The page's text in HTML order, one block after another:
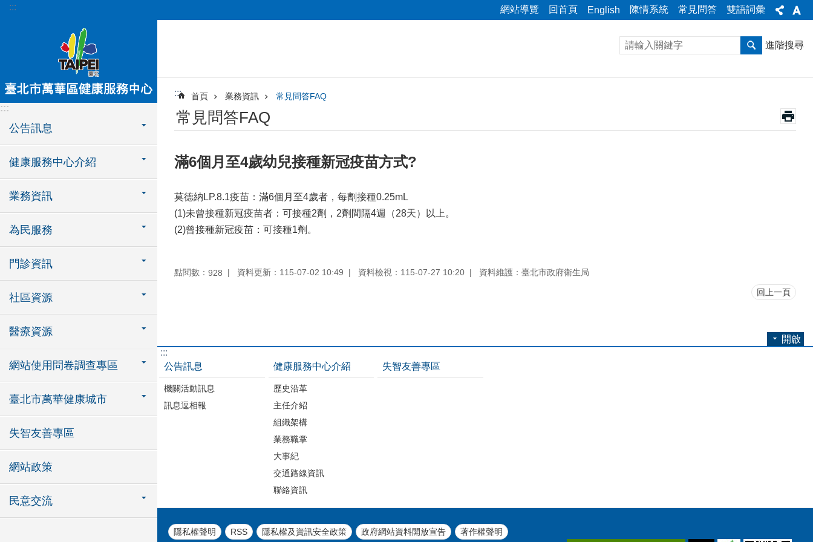
跳到主要內容區塊
::: 網站導覽 回首頁 English 陳情系統 常見問答 雙語詞彙
:::
公告訊息
健康服務中心介紹
業務資訊
為民服務
門診資訊
社區資源
醫療資源
網站使用問卷調查專區
臺北市萬華健康城市
失智友善專區
網站政策
民意交流
進階搜尋
::: 首頁 業務資訊 常見問答FAQ
常見問答FAQ
滿6個月至4歲幼兒接種新冠疫苗方式?
莫德納LP.8.1疫苗：滿6個月至4歲者，每劑接種0.25mL
(1)未曾接種新冠疫苗者：可接種2劑，2劑間隔4週（28天）以上。
(2)曾接種新冠疫苗：可接種1劑。
點閱數： 928 資料更新：115-07-02 10:49 資料檢視：115-07-27 10:20 資料維護：臺北市政府衛生局
回上一頁
開啟
:::
公告訊息
機關活動訊息
訊息逗相報
健康服務中心介紹
歷史沿革
主任介紹
組織架構
業務職掌
大事紀
交通路線資訊
聯絡資訊
失智友善專區
隱私權聲明 RSS 隱私權及資訊安全政策 政府網站資料開放宣告 著作權聲明